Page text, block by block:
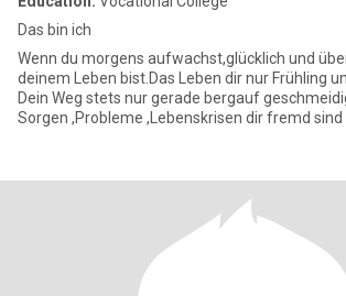
Das bin ich
Wenn du morgens aufwachst,glücklich und
deinem Leben bist.Das Leben dir nur Frühling
Dein Weg stets nur gerade bergauf
Sorgen ,Probleme ,Lebenskrisen dir fremd